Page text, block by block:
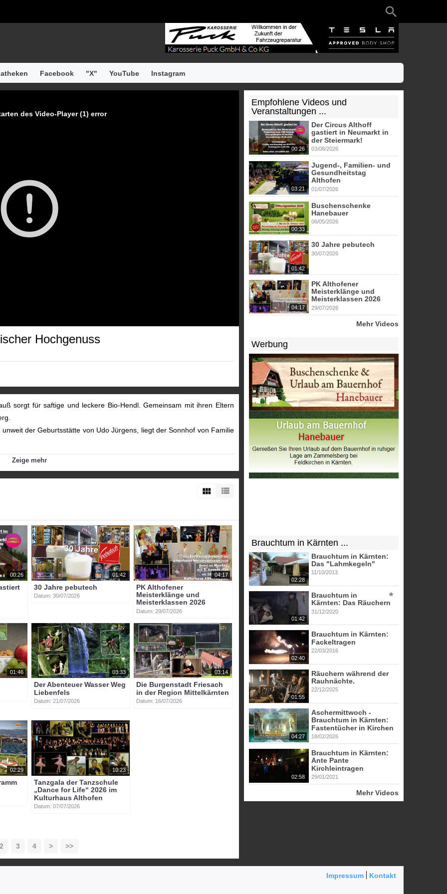
Facebook "X" YouTube Instagram
des Video-Player (1) error
Hochgenuss
sorgt für saftige und leckere Bio-Hendl. Gemeinsam mit ihren Eltern
der Geburtsstätte von Udo Jürgens, liegt der Sonnhof von Familie
Jahr über gibt’s frische Bio-Hendl, saisonal meist im Sommer und zu
wird bewusst verzichtet.
im SMS-Verteiler (Bestell- und Abholservice) aufnehmen lassen.
haben. Aufgezogen, geschlachtet und verpackt am Sonnhof. Das
und ehrlich, wie Familie Strauß eben. Mahlzeit!
Hendl. Das schmecken unsere Kunden. Spätestens wenn das Geflügel
magdalensberg bio-geflügel
Zeige mehr
00:26 01:42
30 Jahre pebutech
Datum: 30/07/2026
04:17
PK Althofener
Meisterklänge und
Meisterklassen 2026
Datum: 29/07/2026
01:46 03:33
Der Abenteuer Wasser Weg
Liebenfels
Datum: 21/07/2026
03:14
Die Burgenstadt Friesach
in der Region Mittelkärnten
Datum: 16/07/2026
02:29 10:23
Tanzgala der Tanzschule
„Dance for Life“ 2026 im
Kulturhaus Althofen
Datum: 07/07/2026
2 3 4 > >>
Empfohlene Videos und
Veranstaltungen ...
00:26
Der Circus Althoff
gastiert in Neumarkt in
der Steiermark!
03/08/2026
03:21
Jugend-, Familien- und
Gesundheitstag
Althofen
01/07/2026
00:33
Buschenschenke
Hanebauer
06/05/2026
01:42
30 Jahre pebutech
30/07/2026
04:17
PK Althofener
Meisterklänge und
Meisterklassen 2026
29/07/2026
Mehr Videos
Werbung
Brauchtum in Kärnten ...
02:28
Brauchtum in Kärnten:
Das "Lahmkegeln"
11/10/2013
01:42
Brauchtum in
Kärnten: Das Räuchern
31/12/2020
02:40
Brauchtum in Kärnten:
Fackeltragen
22/03/2016
01:55
Räuchern während der
Rauhnächte.
22/12/2025
04:27
Aschermittwoch -
Brauchtum in Kärnten:
Fastentücher in Kirchen
18/02/2026
02:58
Brauchtum in Kärnten:
Ante Pante
Kirchleintragen
29/01/2021
Mehr Videos
Impressum
Kontakt